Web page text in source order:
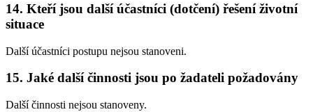
14. Kteří jsou další účastníci (dotčení) řešení životní
situace
Další účastníci postupu nejsou stanoveni.
15. Jaké další činnosti jsou po žadateli požadovány
Další činnosti nejsou stanoveny.